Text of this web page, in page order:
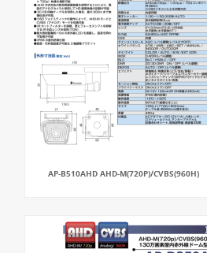
AP-B510AHD AHD-M(720P)/CVBS(960H)